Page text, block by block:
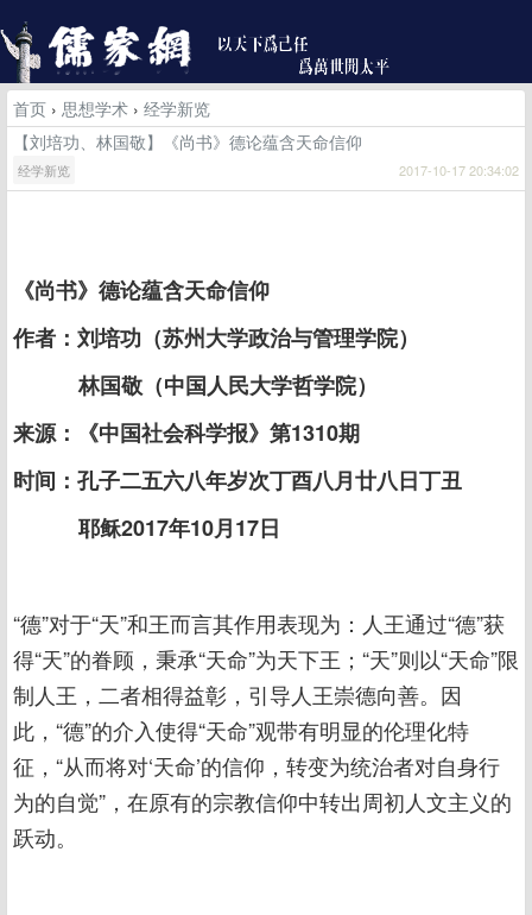
首页 › 思想学术 › 经学新览
【刘培功、林国敬】《尚书》德论蕴含天命信仰
经学新览 2017-10-17 20:34:02
《尚书》德论蕴含天命信仰
作者：刘培功（苏州大学政治与管理学院）
林国敬（中国人民大学哲学院）
来源：《中国社会科学报》第1310期
时间：孔子二五六八年岁次丁酉八月廿八日丁丑
耶稣2017年10月17日
“德”对于“天”和王而言其作用表现为：人王通过“德”获
得“天”的眷顾，秉承“天命”为天下王；“天”则以“天命”限
制人王，二者相得益彰，引导人王崇德向善。因
此，“德”的介入使得“天命”观带有明显的伦理化特
征，“从而将对‘天命’的信仰，转变为统治者对自身行
为的自觉”，在原有的宗教信仰中转出周初人文主义的
跃动。